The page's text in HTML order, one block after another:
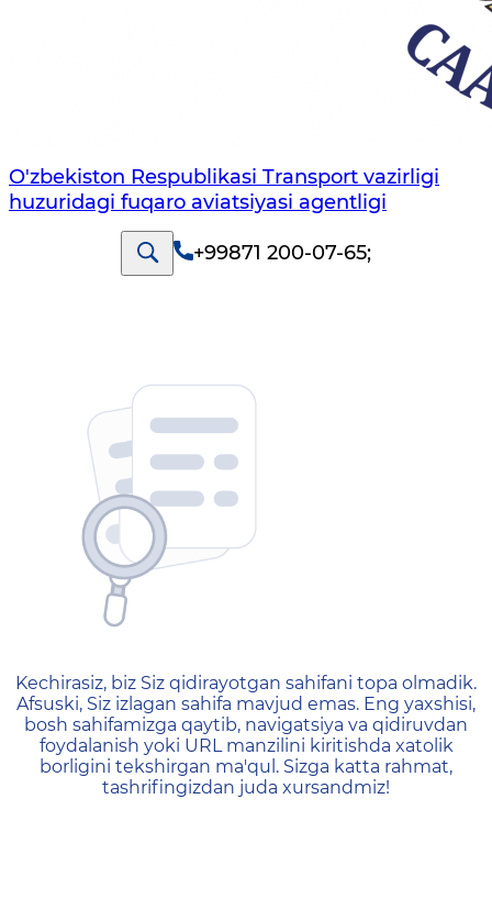
O'zbekiston Respublikasi Transport vazirligi
huzuridagi fuqaro aviatsiyasi agentligi
+99871 200-07-65;
404 — Страница не
Kechirasiz, biz Siz qidirayotgan sahifani topa olmadik.
Afsuski, Siz izlagan sahifa mavjud emas. Eng yaxshisi,
bosh sahifamizga qaytib, navigatsiya va qidiruvdan
foydalanish yoki URL manzilini kiritishda xatolik
borligini tekshirgan ma'qul. Sizga katta rahmat,
tashrifingizdan juda xursandmiz!